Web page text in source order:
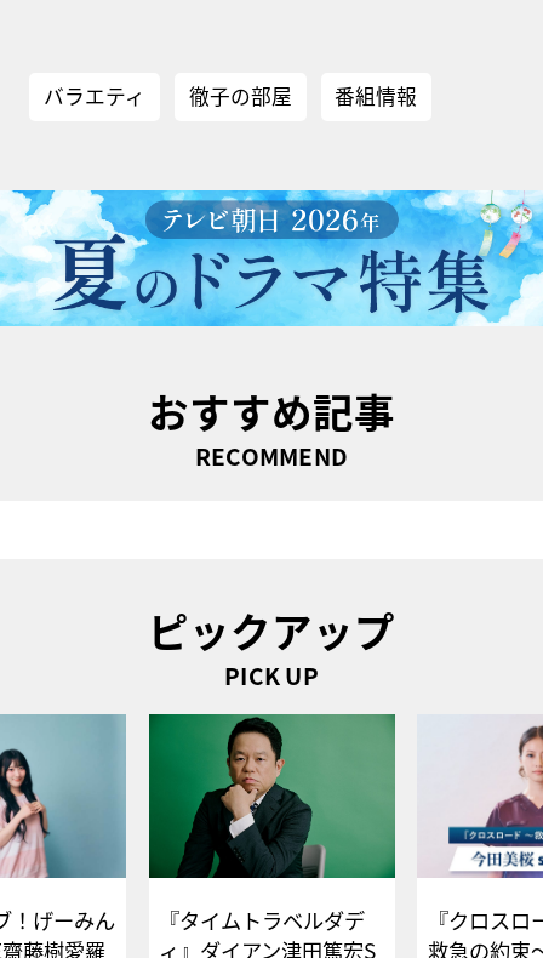
バラエティ 徹子の部屋 番組情報
おすすめ記事
RECOMMEND
ピックアップ
PICK UP
！げーみん
藤樹愛羅
『タイムトラベルダデ
ィ』ダイアン津田篤宏S
『クロス
救急の約束